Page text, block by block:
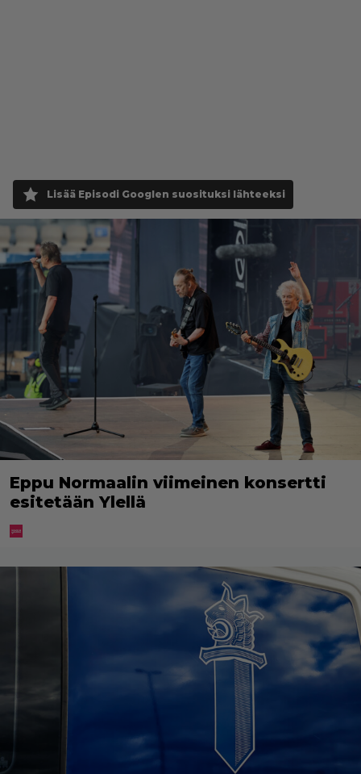
Lisää Episodi Googlen suosituksi lähteeksi
Eppu Normaalin viimeinen konsertti
esitetään Ylellä